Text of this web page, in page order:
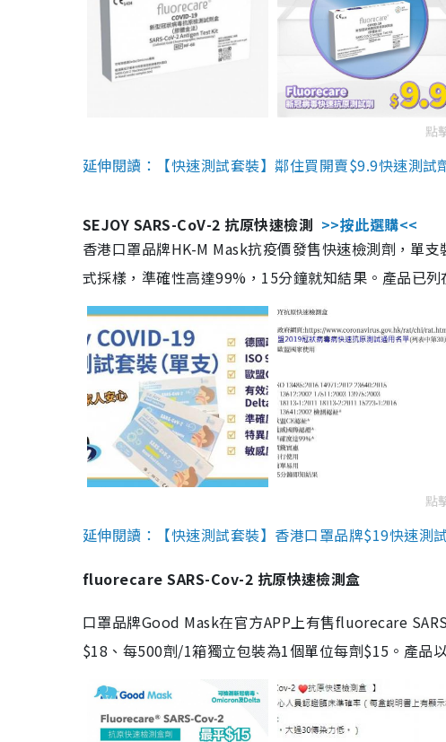
點
延伸閱讀：【快速測試套裝】鄰住買開賣$9.9快速測試
SEJOY SARS-CoV-2 抗原快速檢測 >>按此選購<<
香港口罩品牌HK-M Mask抗疫價發售快速檢測劑，單
式採樣，準確性高達99%，15分鐘就知結果。產品已
點
延伸閱讀：【快速測試套裝】香港口罩品牌$19快速
fluorecare SARS-Cov-2 抗原快速檢測盒
口罩品牌Good Mask在官方APP上有售fluorecare
$18、每500劑/1箱獨立包裝為1個單位每劑$15。產品